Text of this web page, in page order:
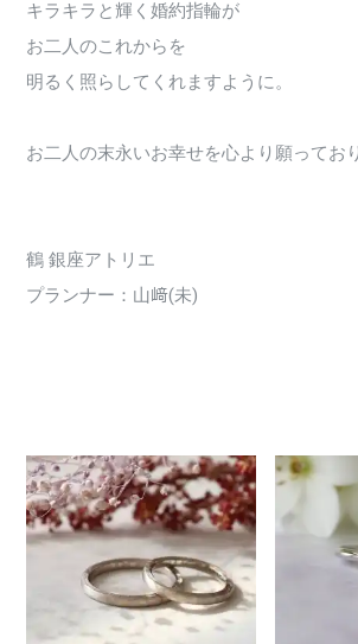
キラキラと輝く婚約指輪が
お二人のこれからを
明るく照らしてくれますように。
お二人の末永いお幸せを心より願ってお
鶴 銀座アトリエ
プランナー：山﨑(未)